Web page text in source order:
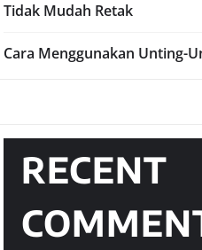
Tidak Mudah Retak
Cara Menggunakan Unting-
RECENT